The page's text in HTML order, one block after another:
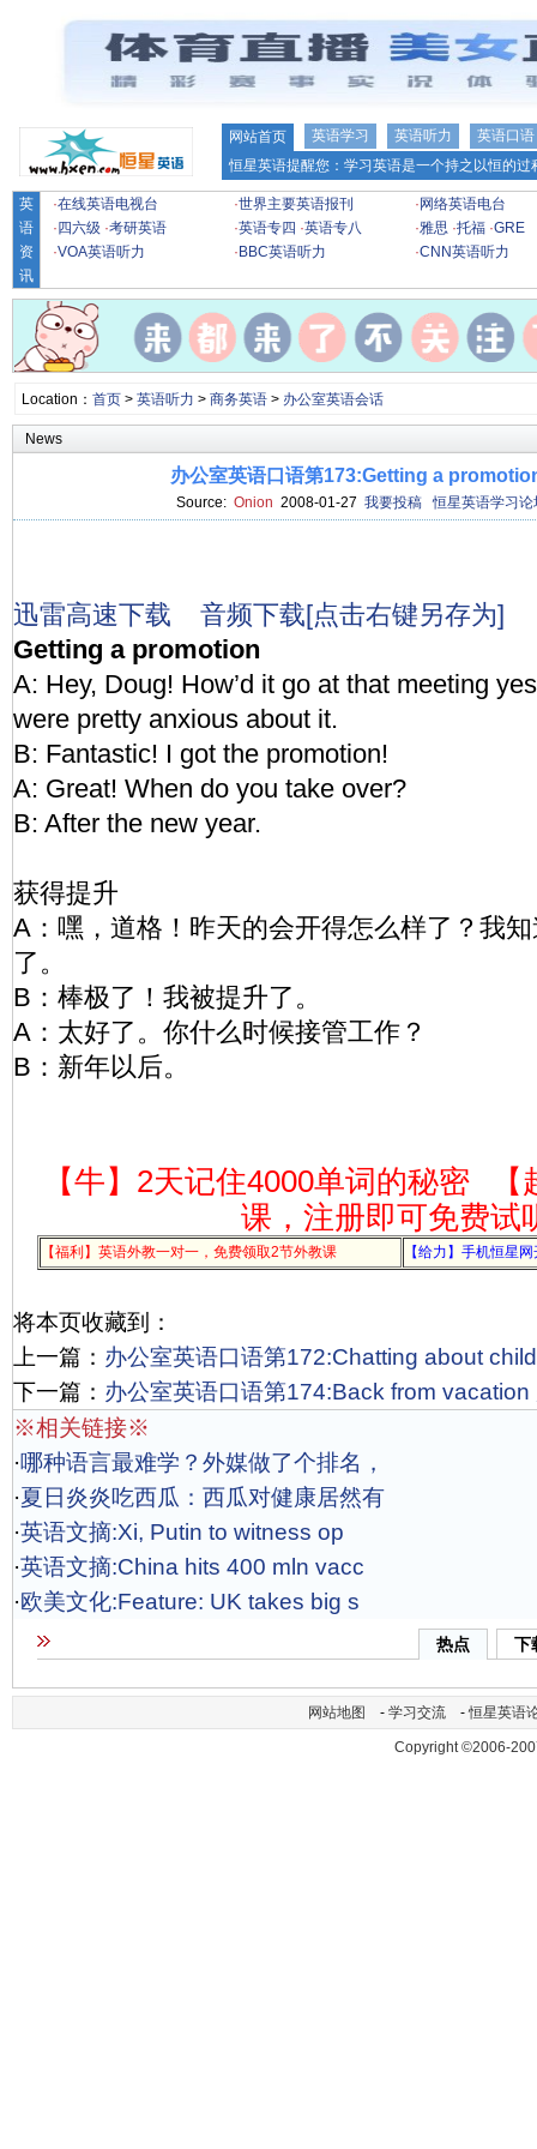
网站首页 英语学习 英语听力
英语口语
恒星英语提醒您：学习英语是一个持之以恒的
英
语
资
讯
·在线英语电视台 ·世界主要英语报刊 · 网络英语电台
· 四六级 ·考研英语 ·英语专四 ·英语专八 ·雅思 ·托福 ·GRE
·VOA英语听力 · BBC英语听力 ·CNN英语听力
Location： 首页> 英语听力 > 商务英语> 办公室英语会话
News
办公室英语口语第173:Getting a
Source: Onion 2008-01-27 我要投稿 恒星英语学习论
迅雷高速下载
音频下载[点击右键另存为]
Getting a promotion
A: Hey, Doug! How’d it go at that meeting
were pretty anxious about it.
B: Fantastic! I got the promotion!
A: Great! When do you take over?
B: After the new year.
获得提升
A：嘿，道格！昨天的会开得怎么样了？我
了。
B：棒极了！我被提升了。
A：太好了。你什么时候接管工作？
B：新年以后。
【牛】2天记住4000单词的秘密
课，注册即可免费试
【福利】英语外教一对一，免费领取2节外教课 【给力】手机恒星
将本页收藏到：
上一篇： 办公室英语口语第172:Chatting about
下一篇： 办公室英语口语第174:Back from vacation
※相关链接※
·哪种语言最难学？外媒做了个排名，
·夏日炎炎吃西瓜：西瓜对健康居然有
·英语文摘:Xi, Putin to witness op
·英语文摘:China hits 400 mln vacc
·欧美文化:Feature: UK takes big s
热点 下
网站地图 - 学习交流 -恒星英语
Copyright ©2006-